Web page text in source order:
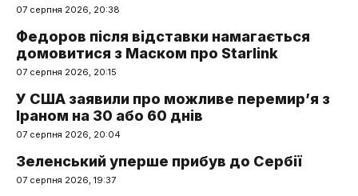
07 серпня 2026, 20:38
Федоров після відставки намагається
домовитися з Маском про Starlink
07 серпня 2026, 20:15
У США заявили про можливе перемир’я з
Іраном на 30 або 60 днів
07 серпня 2026, 20:04
Зеленський уперше прибув до Сербії
07 серпня 2026, 19:37